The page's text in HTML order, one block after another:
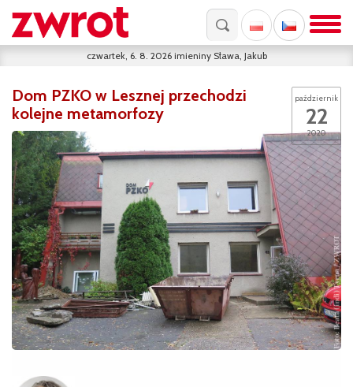
czwartek, 6. 8. 2026 imieniny Sława, Jakub
październik
22
2020
Dom PZKO w Lesznej przechodzi
kolejne metamorfozy